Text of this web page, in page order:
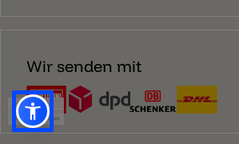
Wir senden mit